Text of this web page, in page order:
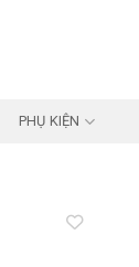
PHỤ KIỆN